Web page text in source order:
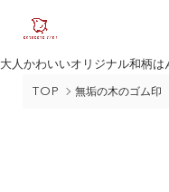
大人かわいいオリジナル和柄は
TOP 無垢の木のゴム